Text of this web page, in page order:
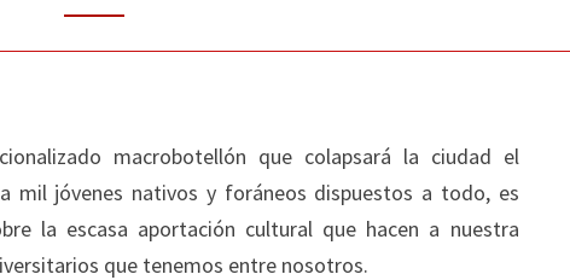
FAVOR
macrobotellón que colapsará la ciudad el
mil jóvenes nativos y foráneos dispuestos a todo, es
la escasa aportación cultural que hacen a nuestra
que tenemos entre nosotros.